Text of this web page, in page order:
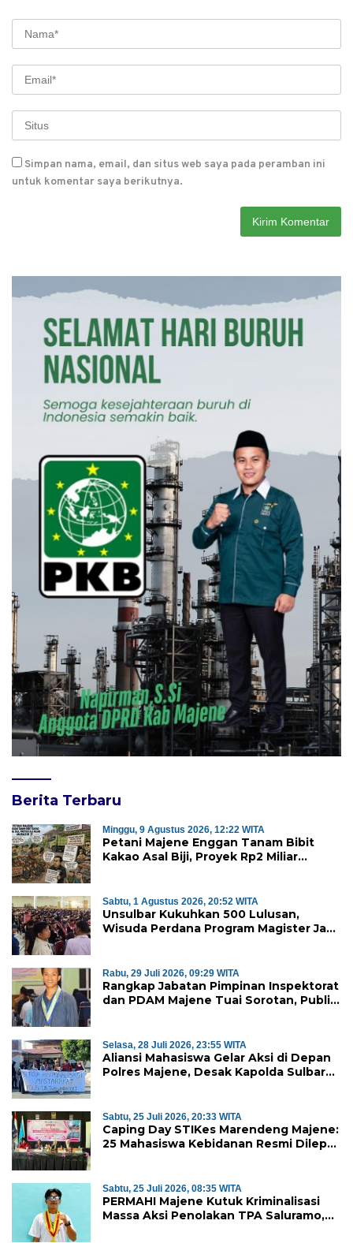
Simpan nama, email, dan situs web saya pada peramban ini
untuk komentar saya berikutnya.
Berita Terbaru
Minggu, 9 Agustus 2026, 12:22 WITA
Petani Majene Enggan Tanam Bibit
Kakao Asal Biji, Proyek Rp2 Miliar
Sabtu, 1 Agustus 2026, 20:52 WITA
Unsulbar Kukuhkan 500 Lulusan,
Wisuda Perdana Program Magister Jadi
Rabu, 29 Juli 2026, 09:29 WITA
Rangkap Jabatan Pimpinan Inspektorat
dan PDAM Majene Tuai Sorotan, Publik
Selasa, 28 Juli 2026, 23:55 WITA
Aliansi Mahasiswa Gelar Aksi di Depan
Polres Majene, Desak Kapolda Sulbar
Sabtu, 25 Juli 2026, 20:33 WITA
Caping Day STIKes Marendeng Majene:
25 Mahasiswa Kebidanan Resmi Dilepas
Sabtu, 25 Juli 2026, 08:35 WITA
PERMAHI Majene Kutuk Kriminalisasi
Massa Aksi Penolakan TPA Saluramo,